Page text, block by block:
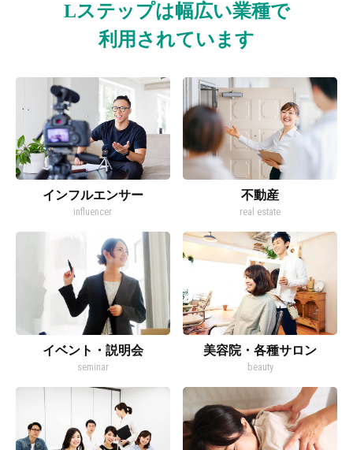
Lステップは幅広い業種で
利用されています
インフルエンサー
influencer
不動産
real estate
イベント・説明会
seminar
美容院・各種サロン
beauty